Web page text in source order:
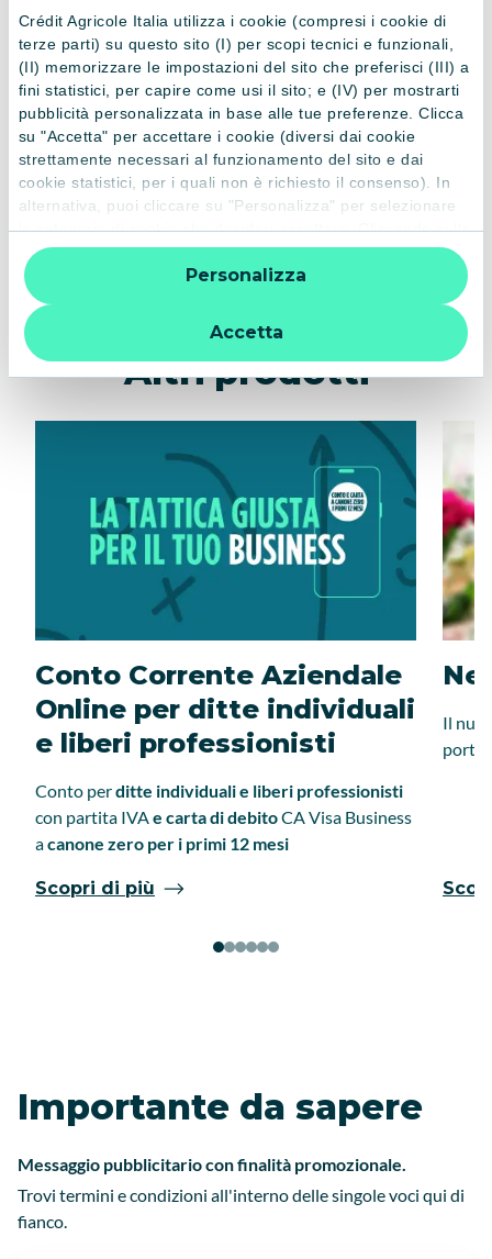
Crédit Agricole Italia utilizza i cookie (compresi i cookie di
terze parti) su questo sito (I) per scopi tecnici e funzionali,
(II) memorizzare le impostazioni del sito che preferisci (III) a
fini statistici, per capire come usi il sito; e (IV) per mostrarti
pubblicità personalizzata in base alle tue preferenze. Clicca
su "Accetta" per accettare i cookie (diversi dai cookie
strettamente necessari al funzionamento del sito e dai
cookie statistici, per i quali non è richiesto il consenso). In
alternativa, puoi cliccare su "Personalizza" per selezionare
le categorie di cookie che desideri accettare. Cliccando sulla
“X” le impostazioni predefinite vengono lasciate invariate e
quindi la navigazione può continuare senza cookie o altri
strumenti di tracciamento diversi da quelli tecnici. Per
ulteriori informazioni:
informativa privacy
Accetta
Personalizza
Dichiaro di aver letto e compreso la presenteinformativa sul
trattamento dei dati personali
Invia richiesta
* campi obbligatori
PRODOTTI CORRELATI
Altri prodotti
Conto Corrente Aziendale
Online per ditte individuali
e liberi professionisti
Conto perditte individuali e liberi professionisti
con partita IVAe carta di debitoCAVisa Business
acanone zero per i primi 12 mesi
Scopri di più
Il
Importante da sapere
Messaggio pubblicitario con finalità promozionale.
Trovi termini e condizioni all'interno delle singole voci qui di
fianco.